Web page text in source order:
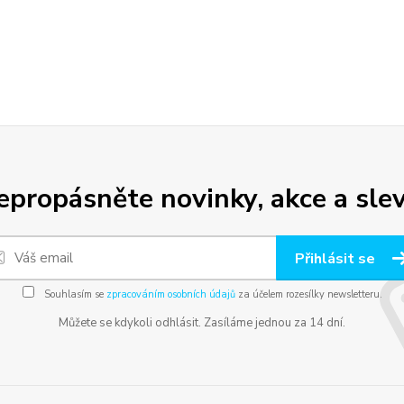
novinky, akce a
Přihlásit se
Souhlasím se zpracováním osobních údajůza účelem rozesílky newsletteru.
Můžete se kdykoli odhlásit. Zasíláme jednou za 14 dní.